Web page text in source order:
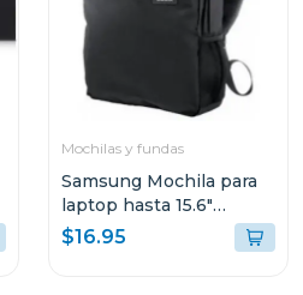
Mochilas y fundas
Samsung Mochila para
laptop hasta 15.6"
aabp2nm
$16.95